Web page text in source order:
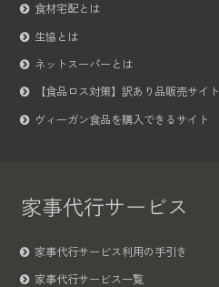
食材宅配とは
生協とは
ネットスーパーとは
【食品ロス対策】訳あり品販売サイト
ヴィーガン食品を購入できるサイト
家事代行サービス
家事代行サービス利用の手引き
家事代行サービス一覧